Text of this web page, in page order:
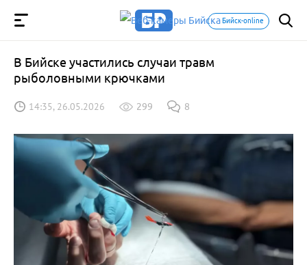
Бийск-online
В Бийске участились случаи травм
рыболовными крючками
14:35, 26.05.2026 299 8